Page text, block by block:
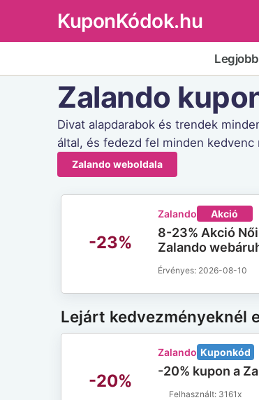
KuponKódok.hu
Zalando
Divat alapdarabok és trendek
által, és fedezd fel minden
Zalando weboldala
-23%
Zalando Akció
8-23% Akció
Zalando
Érvényes: 2026-08-10
Lejárt kedvezményeknél
-20%
Zalando Kuponkód
-20% kupon a
3161x